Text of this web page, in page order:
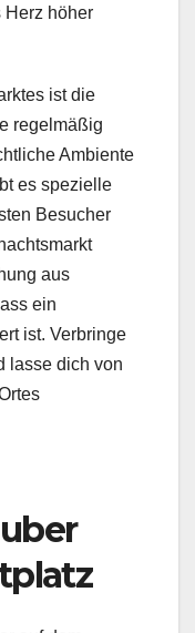
Herz höher
ist die
regelmäßig
Ambiente
es spezielle
Besucher
aus
ein
ist. Verbringe
lasse dich von